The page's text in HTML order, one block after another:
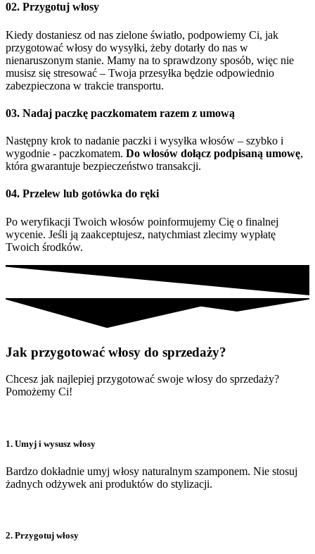
02. Przygotuj włosy
Kiedy dostaniesz od nas zielone światło, podpowiemy Ci, jak
przygotować włosy do wysyłki, żeby dotarły do nas w
nienaruszonym stanie. Mamy na to sprawdzony sposób, więc nie
musisz się stresować – Twoja przesyłka będzie odpowiednio
zabezpieczona w trakcie transportu.
03. Nadaj paczkę paczkomatem razem z umową
Następny krok to nadanie paczki i wysyłka włosów – szybko i
wygodnie - paczkomatem. Do włosów dołącz podpisaną umowę,
która gwarantuje bezpieczeństwo transakcji.
04. Przelew lub gotówka do ręki
Po weryfikacji Twoich włosów poinformujemy Cię o finalnej
wycenie. Jeśli ją zaakceptujesz, natychmiast zlecimy wypłatę
Twoich środków.
Jak przygotować włosy do sprzedaży?
Chcesz jak najlepiej przygotować swoje włosy do sprzedaży?
Pomożemy Ci!
1. Umyj i wysusz włosy
Bardzo dokładnie umyj włosy naturalnym szamponem. Nie stosuj
żadnych odżywek ani produktów do stylizacji.
2. Przygotuj włosy